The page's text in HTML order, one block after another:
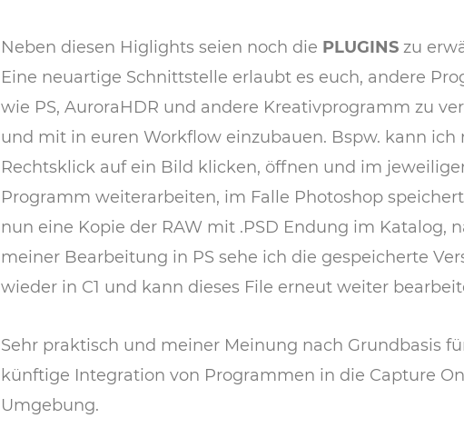
Neben diesen Higlights seien noch die PLUGINSzu
Eine neuartige Schnittstelle erlaubt es euch, andere
wie PS, AuroraHDR und andere Kreativprogramm zu
und mit in euren Workflow einzubauen. Bspw. kann ich
Rechtsklick auf ein Bild klicken, öffnen und im
Programm weiterarbeiten, im Falle Photoshop
nun eine Kopie der RAW mit .PSD Endung im Katalog,
meiner Bearbeitung in PS sehe ich die gespeicherte
wieder in C1 und kann dieses File erneut weiter
Sehr praktisch und meiner Meinung nach Grundbasis
künftige Integration von Programmen in die Capture
Umgebung.